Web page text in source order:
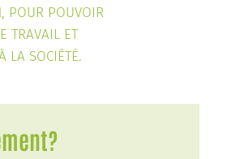
POUR POUVOIR
TRAVAIL ET
LA SOCIÉTÉ.